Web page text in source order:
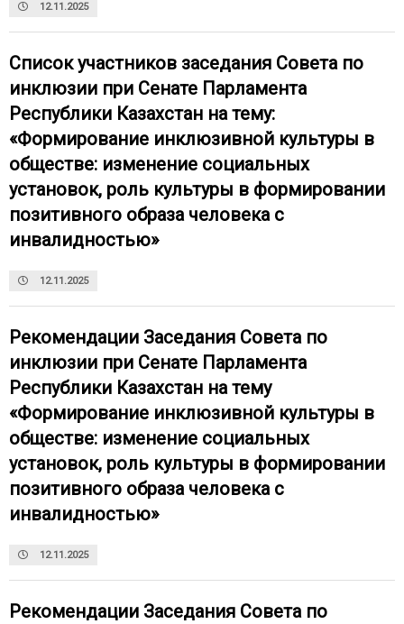
12.11.2025
Список участников заседания Совета по
инклюзии при Сенате Парламента
Республики Казахстан на тему:
«Формирование инклюзивной культуры в
обществе: изменение социальных
установок, роль культуры в формировании
позитивного образа человека с
инвалидностью»
12.11.2025
Рекомендации Заседания Совета по
инклюзии при Сенате Парламента
Республики Казахстан на тему
«Формирование инклюзивной культуры в
обществе: изменение социальных
установок, роль культуры в формировании
позитивного образа человека с
инвалидностью»
12.11.2025
Рекомендации Заседания Совета по